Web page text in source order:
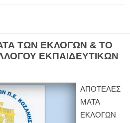
ΤΩΝ ΕΚΛΟΓΩΝ & ΤΟ
ΕΚΠΑΙΔΕΥΤΙΚΩΝ
ΑΠΟΤΕΛΕΣ
ΜΑΤΑ
ΕΚΛΟΓΩΝ